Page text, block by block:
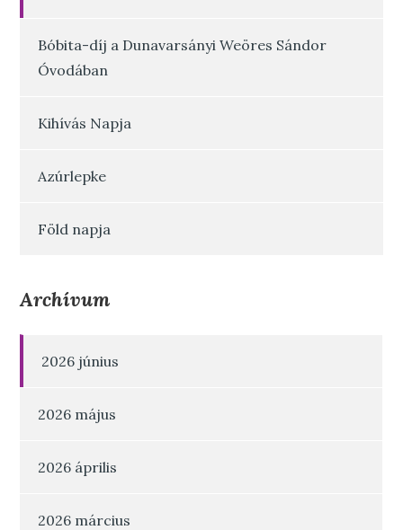
Bóbita-díj a Dunavarsányi Weöres Sándor
Óvodában
Kihívás Napja
Azúrlepke
Föld napja
Archívum
2026 június
2026 május
2026 április
2026 március